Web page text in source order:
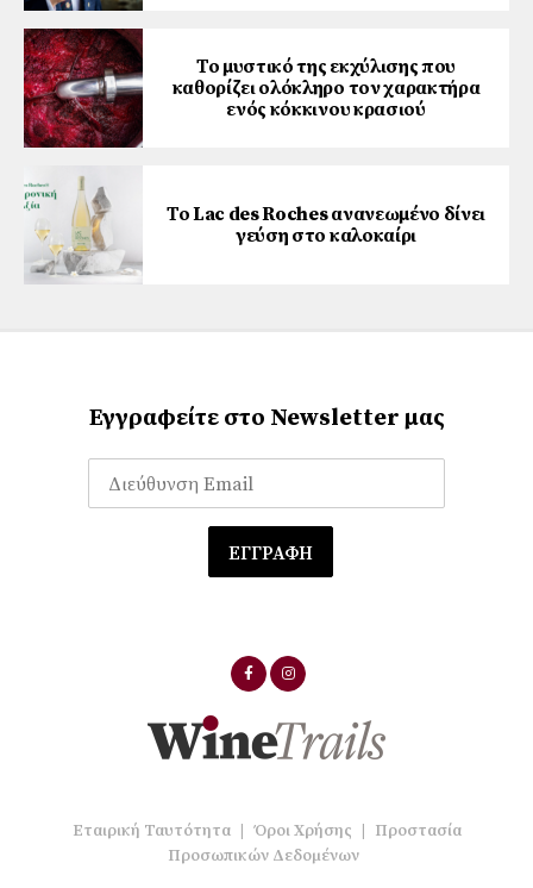
Το μυστικό της εκχύλισης που
καθορίζει ολόκληρο τον χαρακτήρα
ενός κόκκινου κρασιού
Το Lac des Roches ανανεωμένο δίνει
γεύση στο καλοκαίρι
Εγγραφείτε στο Newsletter μας
Εταιρική Ταυτότητα | Όροι Χρήσης | Προστασία
Προσωπικών Δεδομένων